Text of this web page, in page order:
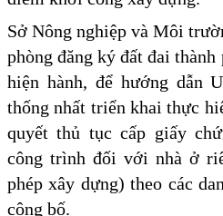
Sở Nông nghiệp và Môi
phòng đăng ký đất đai
hiện hành, để hướng dẫn
thống nhất triển khai thực
quyết thủ tục cấp giấy
công trình đối với nhà ở
phép xây dựng) theo các
công bố.